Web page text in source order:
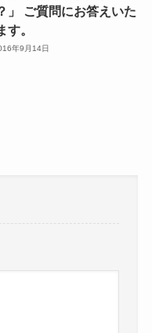
」 ご質問にお答えいた
す。
年9月14日